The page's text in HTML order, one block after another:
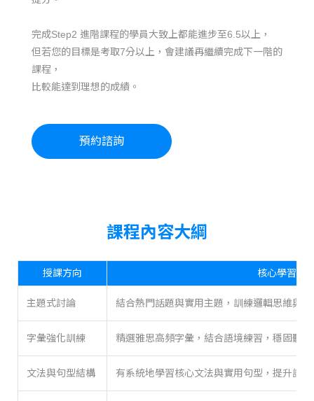
完成Step2 進階課程的學員大致上都能進步至6.5以上，
但若您的目標是考取7分以上，會建議再繼續完成下一階的
課程，
比較能達到理想的成績。
預約諮詢
課程內容大綱
授課方向 核心學習內
主題式討論 結合熱門話題與實用主題，訓練邏輯思維與
字彙強化訓練 精選雅思高頻字彙，結合語境練習，穩固聽
文法與句型結構 有系統地學習核心文法與實用句型，提升語